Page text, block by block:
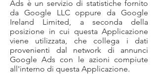
Ads è un servizio di statistiche fornito
da Google LLC oppure da Google
Ireland Limited, a seconda della
posizione in cui questa Applicazione
viene utilizzata, che collega i dati
provenienti dal network di annunci
Google Ads con le azioni compiute
all'interno di questa Applicazione.